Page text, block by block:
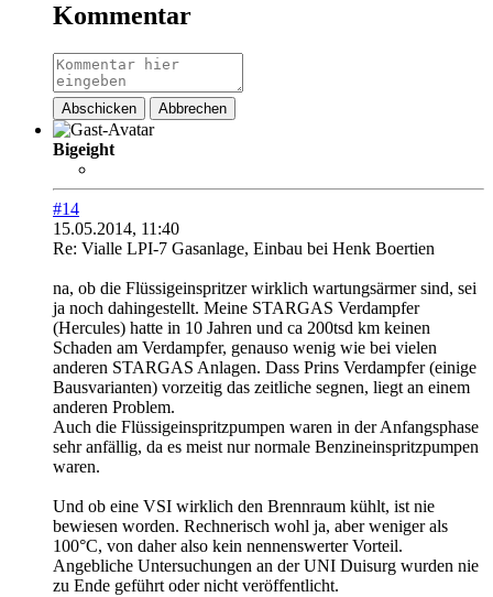
Kommentar
Abschicken Abbrechen
Bigeight
#14
15.05.2014, 11:40
Re: Vialle LPI-7 Gasanlage, Einbau bei Henk Boertien
na, ob die Flüssigeinspritzer wirklich wartungsärmer sind, sei
ja noch dahingestellt. Meine STARGAS Verdampfer
(Hercules) hatte in 10 Jahren und ca 200tsd km keinen
Schaden am Verdampfer, genauso wenig wie bei vielen
anderen STARGAS Anlagen. Dass Prins Verdampfer (einige
Bausvarianten) vorzeitig das zeitliche segnen, liegt an einem
anderen Problem.
Auch die Flüssigeinspritzpumpen waren in der Anfangsphase
sehr anfällig, da es meist nur normale Benzineinspritzpumpen
waren.
Und ob eine VSI wirklich den Brennraum kühlt, ist nie
bewiesen worden. Rechnerisch wohl ja, aber weniger als
100°C, von daher also kein nennenswerter Vorteil.
Angebliche Untersuchungen an der UNI Duisurg wurden nie
zu Ende geführt oder nicht veröffentlicht.